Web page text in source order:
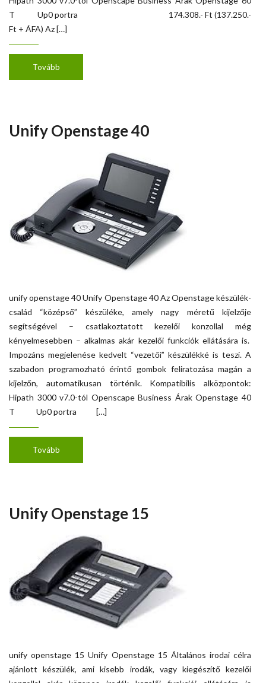
T Up0 portra 174.308.- Ft (137.250.-
Ft + ÁFA) Az […]
Tovább
Unify Openstage 40
unify openstage 40 Unify Openstage 40 Az Openstage készülék-
család “középső” készüléke, amely nagy méretű kijelzője
segítségével – csatlakoztatott kezelői konzollal még
kényelmesebben – alkalmas akár kezelői funkciók ellátására is.
Impozáns megjelenése kedvelt “vezetői” készülékké is teszi. A
szabadon programozható érintő gombok feliratozása magán a
kijelzőn, automatikusan történik. Kompatibilis alközpontok:
Hipath 3000 v7.0-tól Openscape Business Árak Openstage 40
T Up0 portra […]
Tovább
Unify Openstage 15
unify openstage 15 Unify Openstage 15 Általános irodai célra
ajánlott készülék, ami kisebb irodák, vagy kiegészítő kezelői